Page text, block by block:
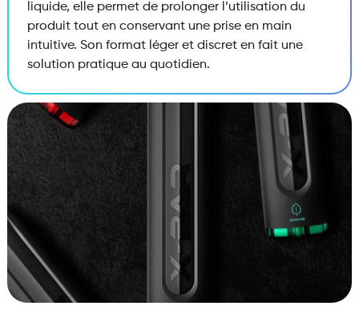
liquide, elle permet de prolonger l’utilisation du
produit tout en conservant une prise en main
intuitive. Son format léger et discret en fait une
solution pratique au quotidien.